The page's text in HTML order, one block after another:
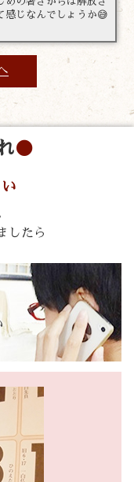
感じなんでしょうか😅
したら